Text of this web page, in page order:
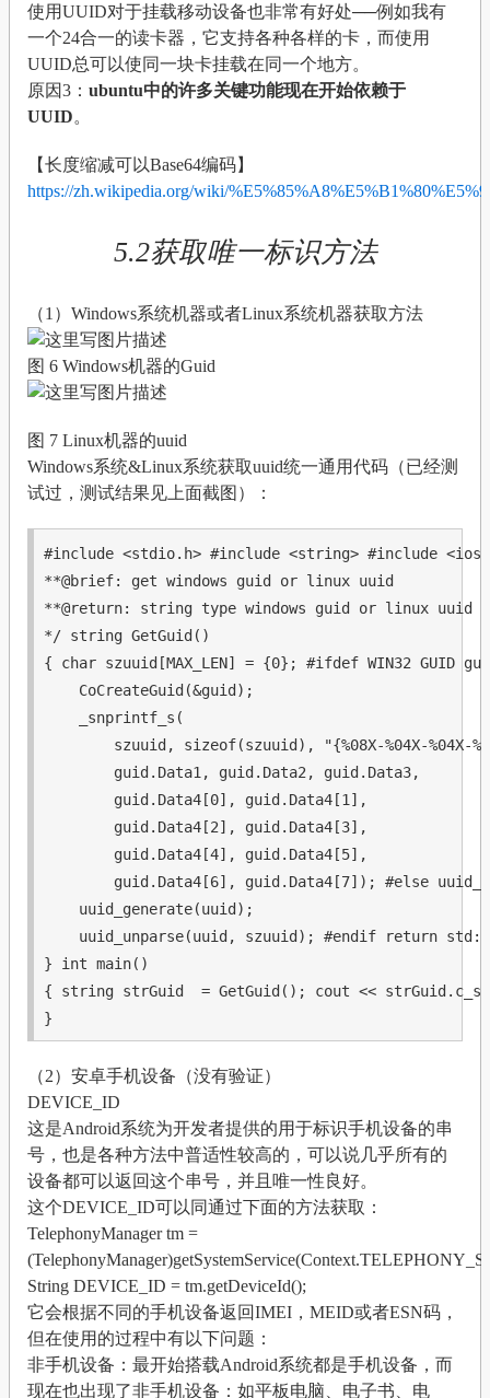
使用UUID对于挂载移动设备也非常有好处──例如我有
一个24合一的读卡器，它支持各种各样的卡，而使用
UUID总可以使同一块卡挂载在同一个地方。
原因3： ubuntu中的许多关键功能现在开始依赖于
UUID。
【长度缩减可以Base64编码】
https://zh.wikipedia.org/wiki/
5.2获取唯一标识方法
（1）Windows系统机器或者Linux系统机器获取方法
图 6 Windows机器的Guid
图 7 Linux机器的uuid
Windows系统&Linux系统获取uuid统一通用代码（已经测
试过，测试结果见上面截图）：
#include <stdio.h> #include <string> #include
**@brief: get windows guid or linux uuid
**@return: string type windows guid or linux uuid
*/ string GetGuid()
{ char szuuid[MAX_LEN] = {0}; #ifdef WIN32 GUID
    CoCreateGuid(&guid);
    _snprintf_s(
        szuuid,
sizeof(szuuid),
"{%08X-%04X-%04X-
        guid.Data1, guid.Data2, guid.Data3,
        guid.Data4[
0], guid.Data4[1 ],
        guid.Data4[
2], guid.Data4[3],
        guid.Data4[
4], guid.Data4[5],
        guid.Data4[
6], guid.Data4[7]); #else
    uuid_generate(uuid);
    uuid_unparse(uuid, szuuid);
#endif return std ::
} int main()
{ string strGuid  = GetGuid(); cout <<
}
（2）安卓手机设备（没有验证）
DEVICE_ID
这是Android系统为开发者提供的用于标识手机设备的串
号，也是各种方法中普适性较高的，可以说几乎所有的
设备都可以返回这个串号，并且唯一性良好。
这个DEVICE_ID可以同通过下面的方法获取：
TelephonyManager tm =
String DEVICE_ID = tm.getDeviceId();
它会根据不同的手机设备返回IMEI，MEID或者ESN码，
但在使用的过程中有以下问题：
非手机设备：最开始搭载Android系统都是手机设备，而
现在也出现了非手机设备：如平板电脑、电子书、电